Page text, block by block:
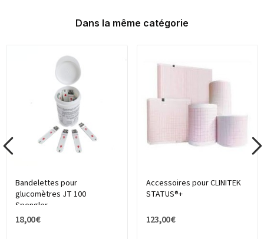
Dans la même catégorie
Bandelettes pour
glucomètres JT 100
Spengler
18,00 €
Accessoires pour CLINITEK
STATUS®+
123,00 €